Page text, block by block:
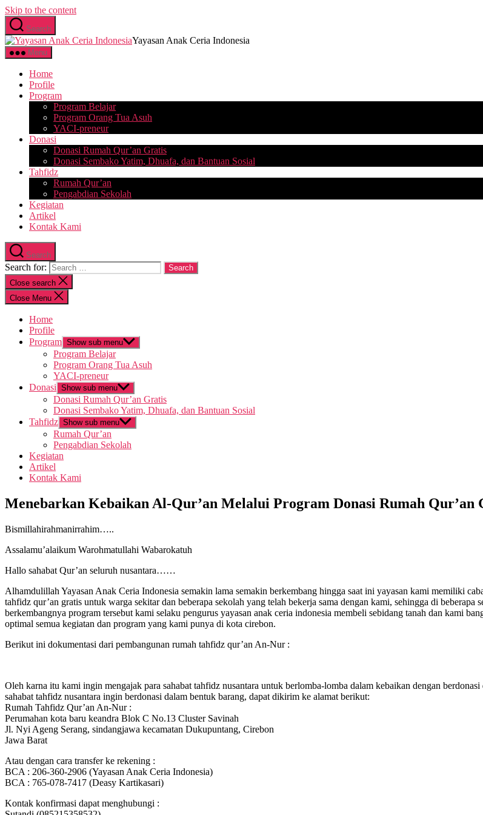
Skip to the content
Search
Yayasan Anak Ceria Indonesia
Menu
Home
Profile
Program
Program Belajar
Program Orang Tua Asuh
YACI-preneur
Donasi
Donasi Rumah Qur’an Gratis
Donasi Sembako Yatim, Dhuafa, dan Bantuan Sosial
Tahfidz
Rumah Qur’an
Pengabdian Sekolah
Kegiatan
Artikel
Kontak Kami
Search
Search for:
Close search
Close Menu
Home
Profile
Program Show sub menu
Program Belajar
Program Orang Tua Asuh
YACI-preneur
Donasi Show sub menu
Donasi Rumah Qur’an Gratis
Donasi Sembako Yatim, Dhuafa, dan Bantuan Sosial
Tahfidz Show sub menu
Rumah Qur’an
Pengabdian Sekolah
Kegiatan
Artikel
Kontak Kami
Menebarkan Kebaikan Al-Qur’an Melalui Program Donasi Rumah Qur’an
Bismillahirahmanirrahim…..
Assalamu’alaikum Warohmatullahi Wabarokatuh
Hallo sahabat Qur’an seluruh nusantara……
Alhamdulillah Yayasan Anak Ceria Indonesia semakin lama semakin berkembang hingga saat ini yayasan kami memiliki
tahfidz qur’an gratis untuk warga sekitar dan beberapa sekolah yang telah bekerja sama dengan kami, sehingga di
berkembangnya program tersebut kami selaku pengurus yayasan anak ceria indonesia membeli sebidang tanah dan kami
optimal semua kegiatan dan program yang kami punya di kota cirebon.
Berikut ini dokumentasi dari pembangunan rumah tahfidz qur’an An-Nur :
Oleh karna itu kami ingin mengajak para sahabat tahfidz nusantara untuk berlomba-lomba dalam kebaikan dengan
sahabat tahfidz nusantara ingin berdonasi dalam bentuk barang, dapat dikirim ke alamat berikut:
Rumah Tahfidz Qur’an An-Nur :
Perumahan kota baru keandra Blok C No.13 Cluster Savinah
Jl. Nyi Ageng Serang, sindangjawa kecamatan Dukupuntang, Cirebon
Jawa Barat
Atau dengan cara transfer ke rekening :
BCA : 206-360-2906 (Yayasan Anak Ceria Indonesia)
BCA : 765-078-7417 (Deasy Kartikasari)
Kontak konfirmasi dapat menghubungi :